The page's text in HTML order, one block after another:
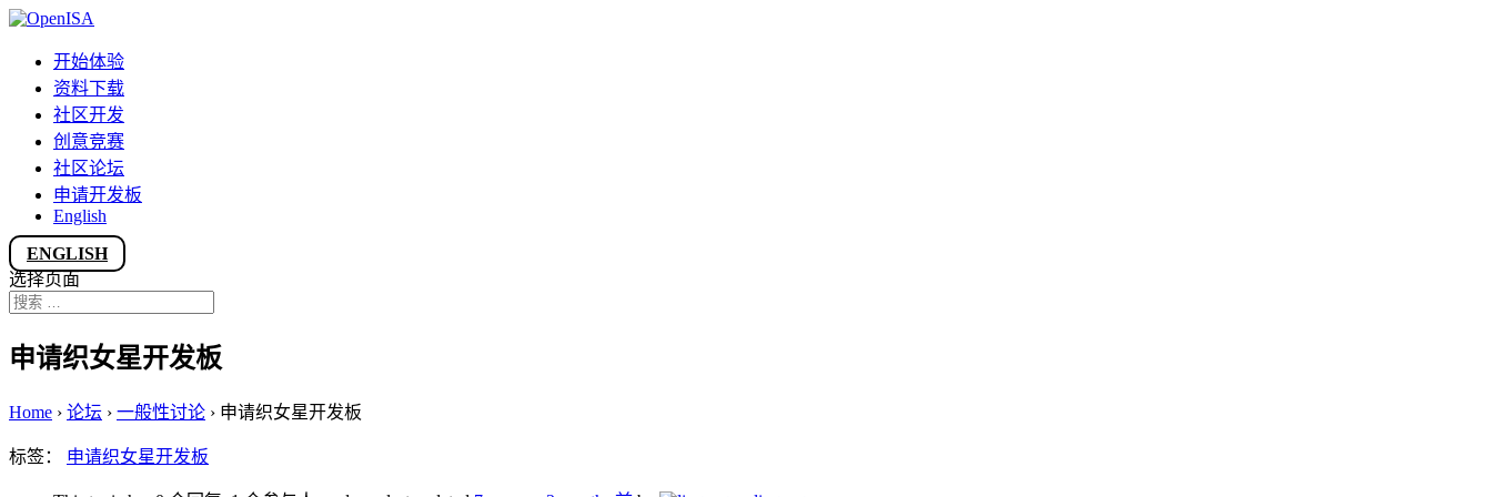
开始体验
资料下载
社区开发
创意竞赛
社区论坛
申请开发板
English
ENGLISH
选择页面
申请织女星开发板
Home › 论坛 › 一般性讨论 › 申请织女星开发板
标签： 申请织女星开发板